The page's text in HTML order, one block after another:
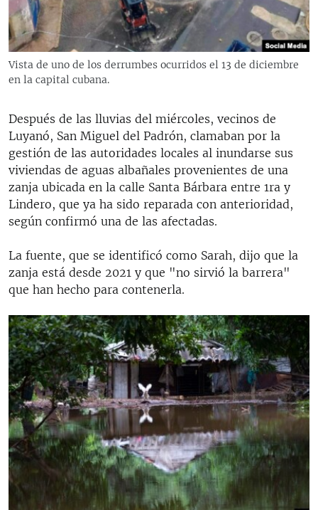
Vista de uno de los derrumbes ocurridos el 13 de diciembre
en la capital cubana.
Después de las lluvias del miércoles, vecinos de
Luyanó, San Miguel del Padrón, clamaban por la
gestión de las autoridades locales al inundarse sus
viviendas de aguas albañales provenientes de una
zanja ubicada en la calle Santa Bárbara entre 1ra y
Lindero, que ya ha sido reparada con anterioridad,
según confirmó una de las afectadas.
La fuente, que se identificó como Sarah, dijo que la
zanja está desde 2021 y que "no sirvió la barrera"
que han hecho para contenerla.